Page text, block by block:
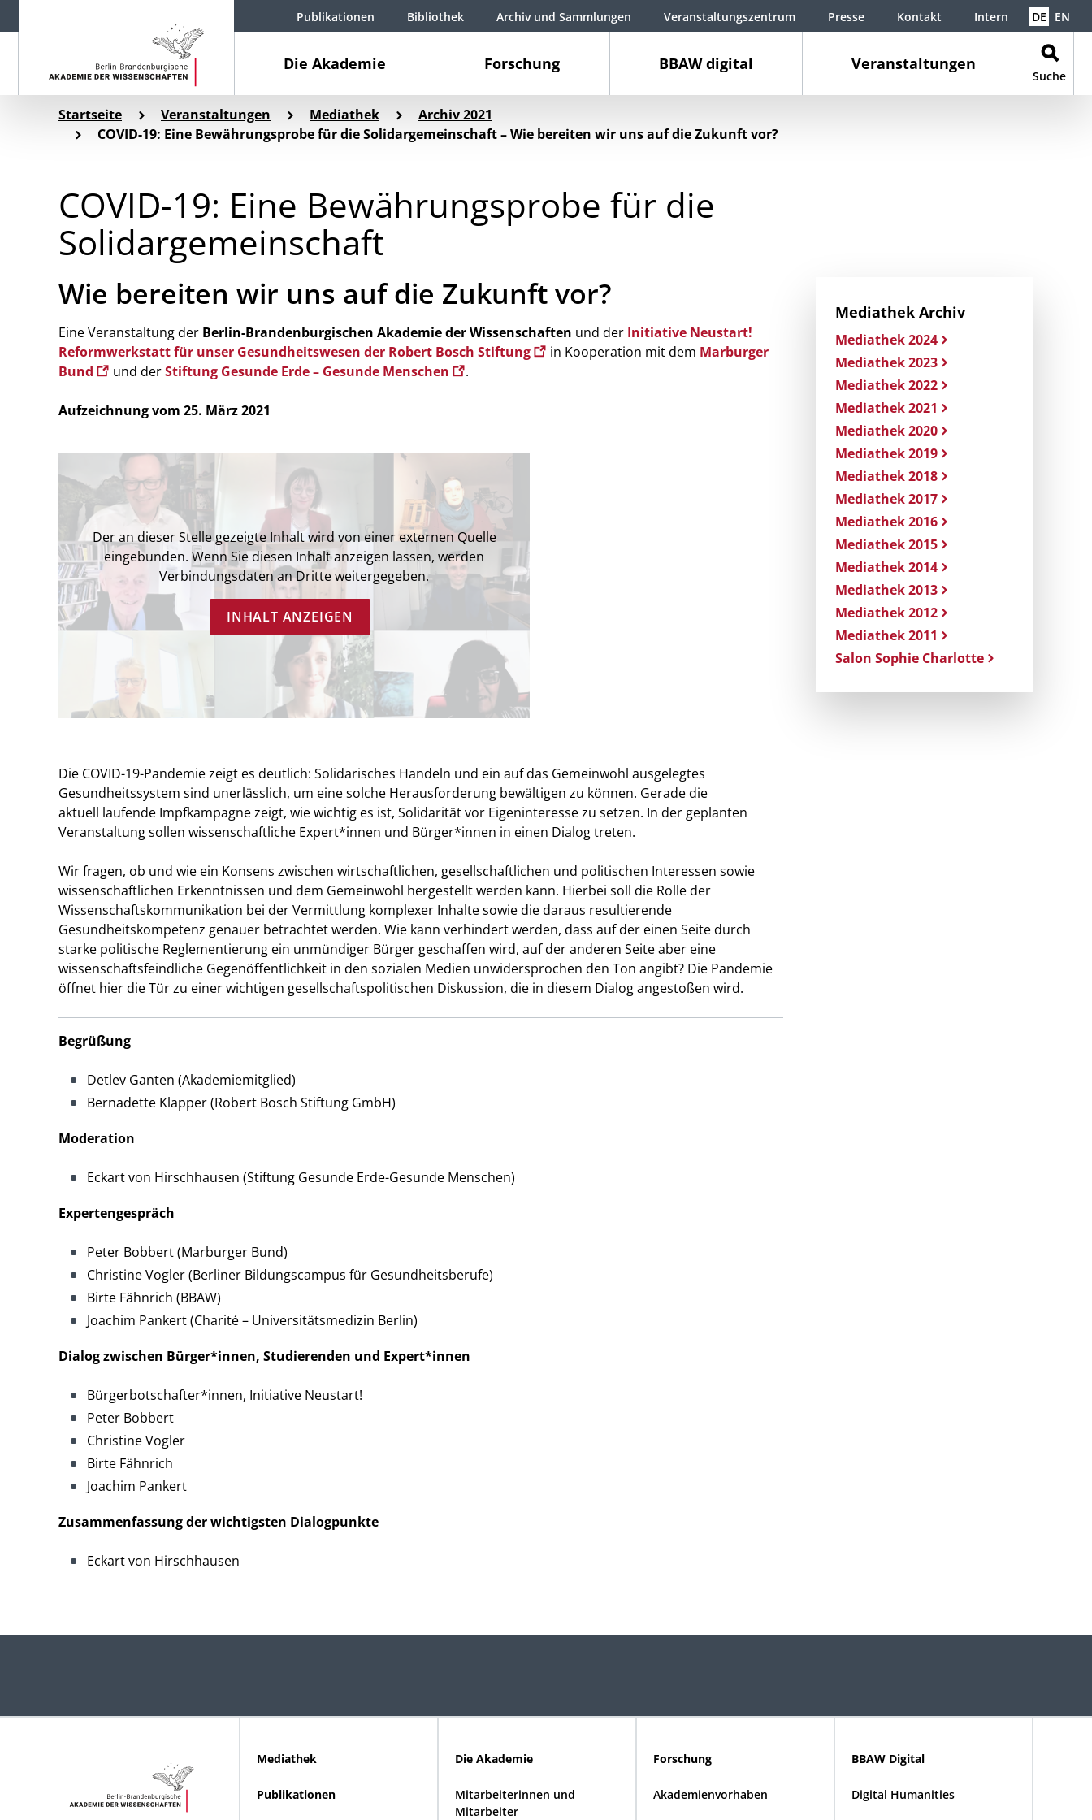
Die Akademie Forschung BBAW digital Veranstaltungen
Suche
Publikationen Bibliothek Archiv und Sammlungen Veranstaltungszentrum Presse Kontakt Intern DE EN
Startseite Veranstaltungen Mediathek
Archiv 2021
COVID-19: Eine Bewährungsprobe für die Solidargemeinschaft – Wie bereiten wir uns auf die Zukunft vor?
COVID-19: Eine Bewährungsprobe für die
Solidargemeinschaft
Wie bereiten wir uns auf die Zukunft vor?
Eine Veranstaltung der Berlin-Brandenburgischen Akademie der Wissenschaften und der Initiative Neustart!
Reformwerkstatt für unser Gesundheitswesen der Robert Bosch Stiftung
in Kooperation mit dem Marburger
Bund
und derStiftung Gesunde Erde – Gesunde Menschen .
Aufzeichnung vom 25. März 2021
Der an dieser Stelle gezeigte Inhalt wird von einer externen Quelle
eingebunden. Wenn Sie diesen Inhalt anzeigen lassen, werden
Verbindungsdaten an Dritte weitergegeben.
INHALT ANZEIGEN
Die COVID-19-Pandemie zeigt es deutlich: Solidarisches Handeln und ein auf das Gemeinwohl ausgelegtes
Gesundheitssystem sind unerlässlich, um eine solche Herausforderung bewältigen zu können. Gerade die
aktuell laufende Impfkampagne zeigt, wie wichtig es ist, Solidarität vor Eigeninteresse zu setzen. In der geplanten
Veranstaltung sollen wissenschaftliche Expert*innen und Bürger*innen in einen Dialog treten.
Wir fragen, ob und wie ein Konsens zwischen wirtschaftlichen, gesellschaftlichen und politischen Interessen sowie
wissenschaftlichen Erkenntnissen und dem Gemeinwohl hergestellt werden kann. Hierbei soll die Rolle der
Wissenschaftskommunikation bei der Vermittlung komplexer Inhalte sowie die daraus resultierende
Gesundheitskompetenz genauer betrachtet werden. Wie kann verhindert werden, dass auf der einen Seite durch
starke politische Reglementierung ein unmündiger Bürger geschaffen wird, auf der anderen Seite aber eine
wissenschaftsfeindliche Gegenöffentlichkeit in den sozialen Medien unwidersprochen den Ton angibt? Die Pandemie
öffnet hier die Tür zu einer wichtigen gesellschaftspolitischen Diskussion, die in diesem Dialog angestoßen wird.
Begrüßung
Detlev Ganten (Akademiemitglied)
Bernadette Klapper (Robert Bosch Stiftung GmbH)
Moderation
Eckart von Hirschhausen (Stiftung Gesunde Erde-Gesunde Menschen)
Expertengespräch
Peter Bobbert (Marburger Bund)
Christine Vogler (Berliner Bildungscampus für Gesundheitsberufe)
Birte Fähnrich (BBAW)
Joachim Pankert (Charité – Universitätsmedizin Berlin)
Dialog zwischen Bürger*innen, Studierenden und Expert*innen
Bürgerbotschafter*innen, Initiative Neustart!
Peter Bobbert
Christine Vogler
Birte Fähnrich
Joachim Pankert
Zusammenfassung der wichtigsten Dialogpunkte
Eckart von Hirschhausen
Mediathek Archiv
Mediathek 2024
Mediathek 2023
Mediathek 2022
Mediathek 2021
Mediathek 2020
Mediathek 2019
Mediathek 2018
Mediathek 2017
Mediathek 2016
Mediathek 2015
Mediathek 2014
Mediathek 2013
Mediathek 2012
Mediathek 2011
Salon Sophie Charlotte
Mediathek
Publikationen
Die Akademie
Mitarbeiterinnen und
Mitarbeiter
Forschung
Akademienvorhaben
BBAW Digital
Digital Humanities